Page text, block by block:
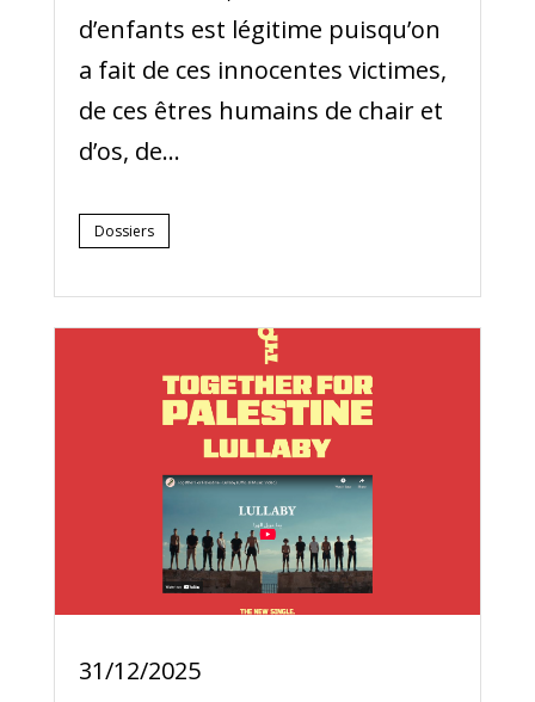
d’enfants est légitime puisqu’on
a fait de ces innocentes victimes,
de ces êtres humains de chair et
d’os, de...
Dossiers
31/12/2025